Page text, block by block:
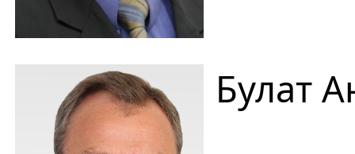
Булат